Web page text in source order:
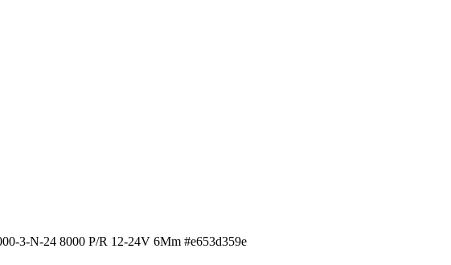
3-N-24 8000 P/R 12-24V 6Mm #e653d359e